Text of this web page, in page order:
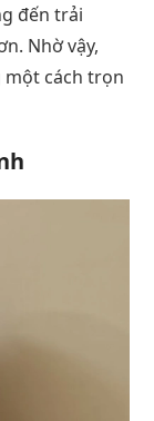
đến trải
Nhờ vậy,
cách trọn